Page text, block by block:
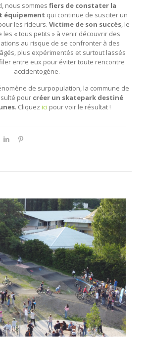
nous sommesfiers de constater la
équipement qui continue de susciter un
les rideurs. Victime de son succès, le
les « tous petits » à venir découvrir des
au risque de se confronter à des
plus expérimentés et surtout lassés
entre eux pour éviter toute rencontre
accidentogène.
de surpopulation, la commune de
pour créer un skatepark destiné
. Cliquezici pour voir le résultat !